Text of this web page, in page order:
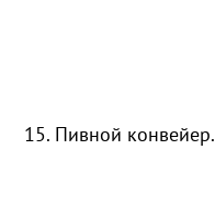
15. Пивной конвейер.